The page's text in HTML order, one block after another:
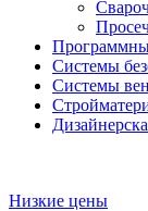
Системы
Системы
Низкие цены